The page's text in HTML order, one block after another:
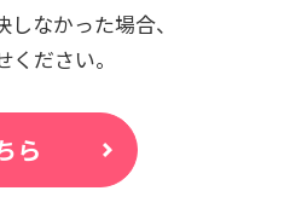
しなかった場合、
ださい。
ら